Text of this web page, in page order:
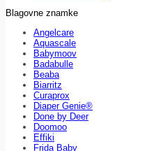
Blagovne znamke
Angelcare
Aquascale
Babymoov
Badabulle
Beaba
Biarritz
Curaprox
Diaper Genie®
Done by Deer
Doomoo
Effiki
Frida Baby